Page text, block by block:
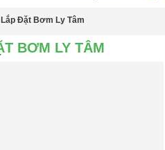
Đặt Bơm Ly Tâm
BƠM LY TÂM